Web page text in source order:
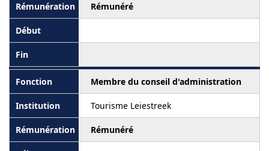
Rémunéré
Membre du conseil d'administration
Tourisme Leiestreek
Rémunéré